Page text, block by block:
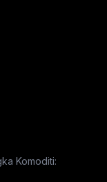
Komoditi: